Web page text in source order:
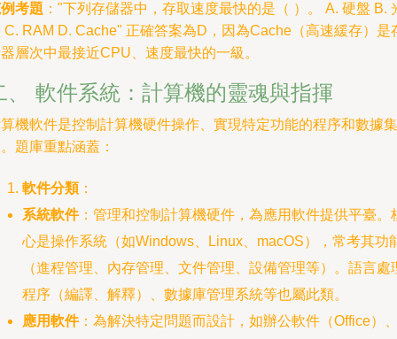
考題 ："下列存儲器中，存取速度最快的是（ ）。 A. 硬盤 B.
C. RAM D. Cache" 正確答案為D，因為Cache（高速緩存）是
層次中最接近CPU、速度最快的一級。
、 軟件系統：計算機的靈魂與指揮
機軟件是控制計算機硬件操作、實現特定功能的程序和數據集
題庫重點涵蓋：
軟件分類：
系統軟件：管理和控制計算機硬件，為應用軟件提供平臺。
心是操作系統（如Windows、Linux、macOS），常考其功
（進程管理、內存管理、文件管理、設備管理等）。語言處
程序（編譯、解釋）、數據庫管理系統等也屬此類。
應用軟件：為解決特定問題而設計，如辦公軟件（Office）